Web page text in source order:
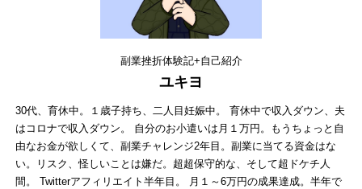
副業挫折体験記+自己紹介
ユキヨ
30代、育休中。１歳子持ち、二人目妊娠中。 育休中で収入ダウン、夫
はコロナで収入ダウン。 自分のお小遣いは月１万円。もうちょっと自
由なお金が欲しくて、副業チャレンジ2年目。副業に当てる資金はな
い。リスク、怪しいことは嫌だ。超超保守的な、そして超ドケチ人
間。 Twitterアフィリエイト半年目。 月１～6万円の成果達成。半年で